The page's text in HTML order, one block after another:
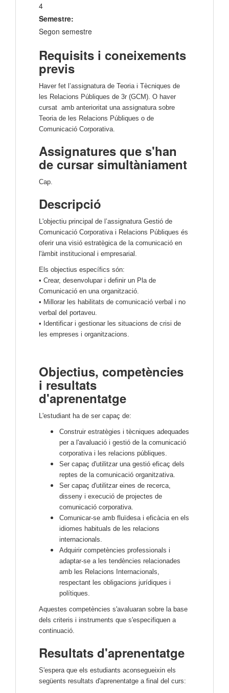
4
Semestre:
Segon semestre
Requisits i coneixements
previs
Haver fet l’assignatura de Teoria i Tècniques de
les Relacions Públiques de 3r (GCM). O haver
cursat amb anterioritat una assignatura sobre
Teoria de les Relacions Públiques o de
Comunicació Corporativa.
Assignatures que s'han
de cursar simultàniament
Cap.
Descripció
L'objectiu principal de l’assignatura Gestió de
Comunicació Corporativa i Relacions Públiques és
oferir una visió estratègica de la comunicació en
l'àmbit institucional i empresarial.
Els objectius específics són:
• Crear, desenvolupar i definir un Pla de
Comunicació en una organització.
• Millorar les habilitats de comunicació verbal i no
verbal del portaveu.
• Identificar i gestionar les situacions de crisi de
les empreses i organitzacions.
Objectius, competències
i resultats
d'aprenentatge
L'estudiant ha de ser capaç de:
Construir estratègies i tècniques adequades
per a l'avaluació i gestió de la comunicació
corporativa i les relacions públiques.
Ser capaç d'utilitzar una gestió eficaç dels
reptes de la comunicació organitzativa.
Ser capaç d'utilitzar eines de recerca,
disseny i execució de projectes de
comunicació corporativa.
Comunicar-se amb fluïdesa i eficàcia en els
idiomes habituals de les relacions
internacionals.
Adquirir competències professionals i
adaptar-se a les tendències relacionades
amb les Relacions Internacionals,
respectant les obligacions jurídiques i
polítiques.
Aquestes competències s'avaluaran sobre la base
dels criteris i instruments que s'especifiquen a
continuació.
Resultats d'aprenentatge
S'espera que els estudiants aconsegueixin els
següents resultats d'aprenentatge a final del curs: